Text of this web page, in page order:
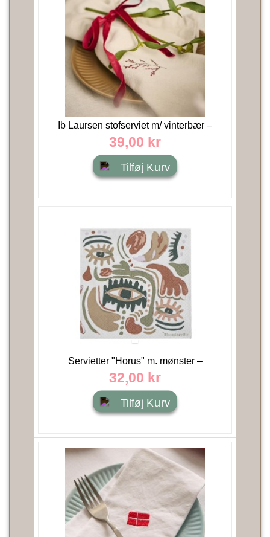
Ib Laursen stofserviet m/ vinterbær –
Tradition – 40x40 cm
39,00 kr
Tilføj Kurv
Servietter "Horus" m. mønster –
Bloomingville – 33x33 cm...
32,00 kr
Tilføj Kurv